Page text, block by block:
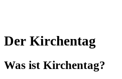
Der Kirchentag
Was ist Kirchentag?